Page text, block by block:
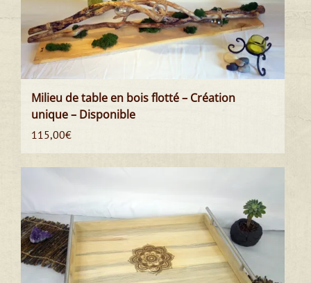
Milieu de table en bois flotté – Création
unique – Disponible
115,00€